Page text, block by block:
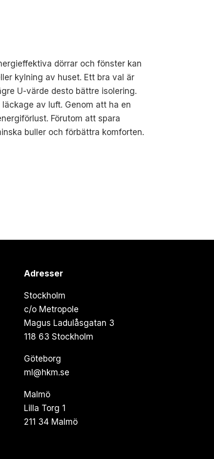
dörrar och fönster kan
kylning av huset. Ett bra val är
U-värde desto bättre isolering.
av luft. Genom att ha en
Förutom att spara
buller och förbättra komforten.
Adresser
Stockholm
c/o Metropole
Magus Ladulåsgatan 3
118 63 Stockholm
Göteborg
ml@hkm.se
Malmö
Lilla Torg 1
211 34 Malmö